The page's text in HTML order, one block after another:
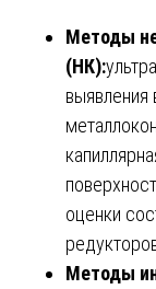
Методы
(НК):
выявления
оценки
Методы